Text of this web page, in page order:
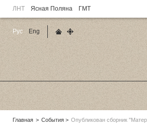
ЛНТ Ясная Поляна ГМТ
Родительские
Главная События Опубликован сборник
Рус
Eng